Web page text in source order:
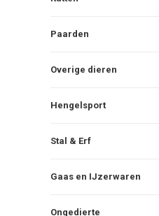
Paarden
Overige dieren
Hengelsport
Stal & Erf
Gaas en IJzerwaren
Ongedierte